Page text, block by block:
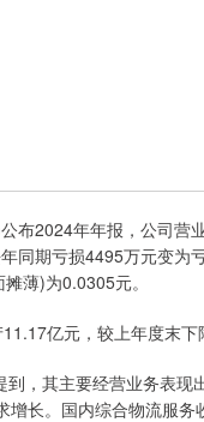
2024年年报，公司营
同期亏损4495万元变
薄)为0.0305元。
亿元，较上年度末下
其主要经营业务表现
增长。国内综合物流服
3882.85 4.42